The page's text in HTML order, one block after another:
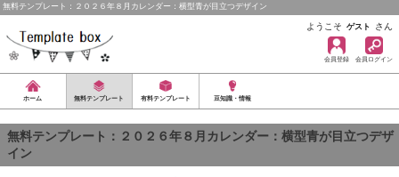
無料テンプレート：２０２６年８月カレンダー：横型青が目立つデザイン
ようこそ ゲスト さん
会員登録 会員ログイン
ホーム 無料テンプレート 有料テンプレート 豆知識・情報
無料テンプレート：２０２６年８月カレンダー：横型青が目立つデザ
イン